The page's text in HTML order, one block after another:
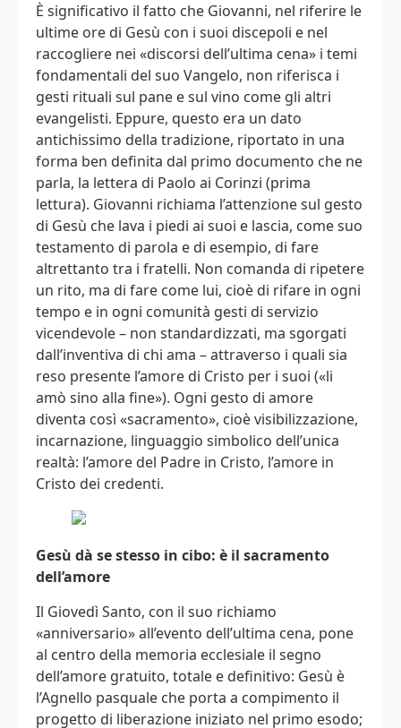
È significativo il fatto che Giovanni, nel riferire le
ultime ore di Gesù con i suoi discepoli e nel
raccogliere nei «discorsi dell’ultima cena» i temi
fondamentali del suo Vangelo, non riferisca i
gesti rituali sul pane e sul vino come gli altri
evangelisti. Eppure, questo era un dato
antichissimo della tradizione, riportato in una
forma ben definita dal primo documento che ne
parla, la lettera di Paolo ai Corinzi (prima
lettura). Giovanni richiama l’attenzione sul gesto
di Gesù che lava i piedi ai suoi e lascia, come suo
testamento di parola e di esempio, di fare
altrettanto tra i fratelli. Non comanda di ripetere
un rito, ma di fare come lui, cioè di rifare in ogni
tempo e in ogni comunità gesti di servizio
vicendevole – non standardizzati, ma sgorgati
dall’inventiva di chi ama – attraverso i quali sia
reso presente l’amore di Cristo per i suoi («li
amò sino alla fine»). Ogni gesto di amore
diventa così «sacramento», cioè visibilizzazione,
incarnazione, linguaggio simbolico dell’unica
realtà: l’amore del Padre in Cristo, l’amore in
Cristo dei credenti.
Gesù dà se stesso in cibo: è il sacramento
dell’amore
Il Giovedì Santo, con il suo richiamo
«anniversario» all’evento dell’ultima cena, pone
al centro della memoria ecclesiale il segno
dell’amore gratuito, totale e definitivo: Gesù è
l’Agnello pasquale che porta a compimento il
progetto di liberazione iniziato nel primo esodo;